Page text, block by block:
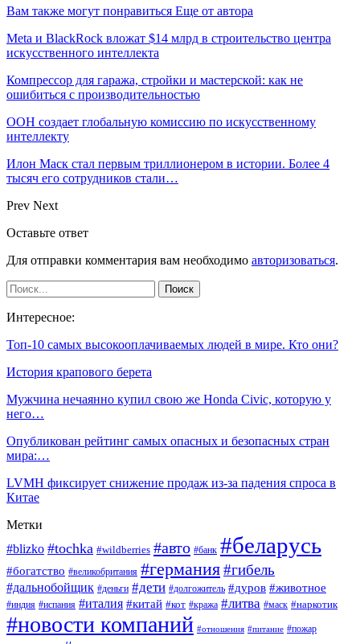
Вам также могут понравиться Еще от автора
Meta и BlackRock вложат $14 млрд в строительство центра
искусственного интеллекта
Компрессор для гаража, стройки и мастерской: как не
ошибиться с производительностью
ООН создает глобальную комиссию по искусственному
интеллекту
Илон Маск стал первым триллионером в истории. Более 4
тысяч его сотрудников стали…
Prev Next
Оставьте ответ
Для отправки комментария вам необходимо авторизоваться.
Интересное:
Топ-10 самых высокооплачиваемых людей в мире. Кто они?
История крапового берета
Мужчина нечаянно купил свою же Honda Civic, которую у
него…
Опубликован рейтинг самых опасных и безопасных стран
мира:…
LVMH фиксирует снижение продаж из-за падения спроса в
Китае
Метки
#blizko #tochka #wildberries #авто #банк #беларусь
#богатство #великобритания #германия#гибель
#дальнобойщик #деньги #дети #долгожитель #дуров #животное
#индия #испания #италия #китай #кот #кража #литва #маск #наркотик
#новости компаний #отношения #питание #пожар